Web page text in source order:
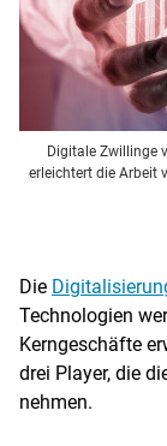
Digitale Zwillinge
erleichtert die Arbeit
Die
Technologien
Kerngeschäfte
drei Player, die
nehmen.